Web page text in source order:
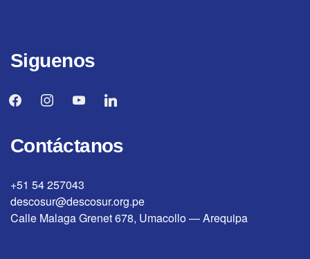
Siguenos
facebookinstagramyoutubelinkedin
Contáctanos
+51 54 257043
descosur@descosur.org.pe
Calle Malaga Grenet 678, Umacollo — Arequipa